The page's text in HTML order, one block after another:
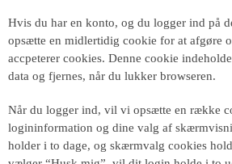
Hvis du har en konto, og du logger ind på
opsætte en midlertidig cookie for at afgøre
accpeterer cookies. Denne cookie
data og fjernes, når du lukker browseren.
Når du logger ind, vil vi opsætte en række
logininformation og dine valg af
holder i to dage, og skærmvalg cookies